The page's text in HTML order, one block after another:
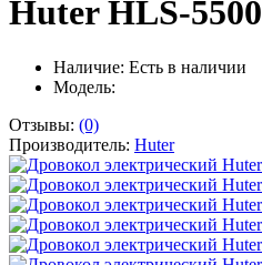
Huter HLS-5500
Наличие: Есть в наличии
Модель:
Отзывы: (0)
Производитель: Huter